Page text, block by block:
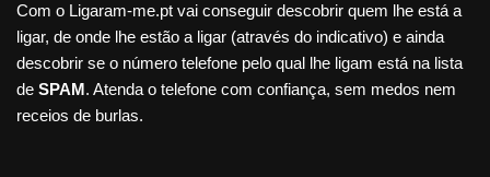
Com o Ligaram-me.pt vai conseguir descobrir quem lhe está a
ligar, de onde lhe estão a ligar (através do indicativo) e ainda
descobrir se o número telefone pelo qual lhe ligam está na lista
de SPAM. Atenda o telefone com confiança, sem medos nem
receios de burlas.